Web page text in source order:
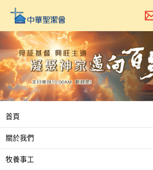
主
內
容
首頁
關於我們
牧養事工